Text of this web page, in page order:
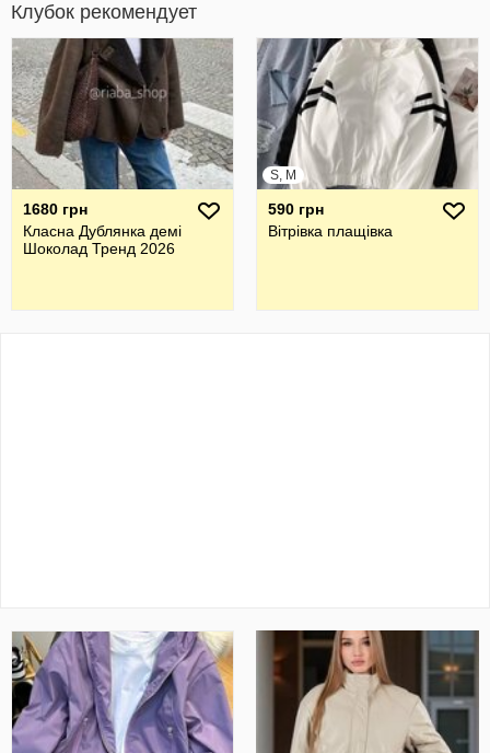
Клубок рекомендует
1680 грн
Класна Дублянка демі
Шоколад Тренд 2026
S, M
590 грн
Вітрівка плащівка